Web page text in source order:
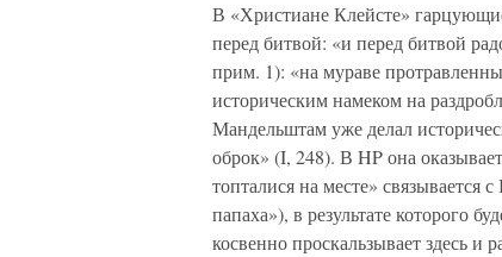
В «Христиане Клейсте»
перед битвой: «и перед битвой
прим. 1): «на мураве
историческим намеком на
Мандельштам уже делал
оброк» (I, 248). В HP она
топталися на месте» связывается
папаха»), в результате которого
косвенно проскальзывает здесь и